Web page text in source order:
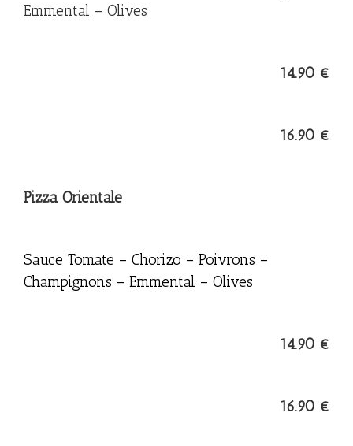
Emmental – Olives
14.90 €
16.90 €
Pizza Orientale
Sauce Tomate – Chorizo – Poivrons –
Champignons – Emmental – Olives
14.90 €
16.90 €